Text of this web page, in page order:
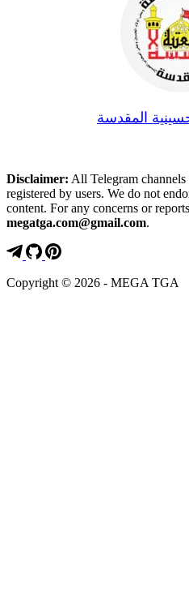
المقدسة
Disclaimer: All Telegram
registered by users. We do not
content. For any concerns or
megatga.com@gmail.com.
Copyright © 2026 - MEGA TGA